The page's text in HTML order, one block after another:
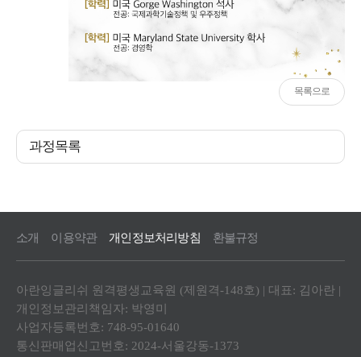
목록으로
과정목록
소개 이용약관 개인정보처리방침 환불규정
아란잉글리쉬 원격평생교육원 (제원격-148호) | 대표: 김아란 |
개인정보관리책임자: 박영미
사업자등록번호: 748-95-01640
통신판매업신고번호: 2024-서울강동-1373